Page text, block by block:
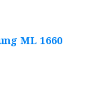
ML 1660